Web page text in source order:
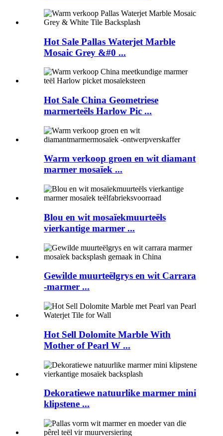
Hot Sale Pallas Waterjet Marble
Mosaic Grey &#0 ...
Hot Sale China Geometriese
marmerteëls Harlow Pic ...
Warm verkoop groen en wit diamant
marmer mosaïek ...
Blou en wit mosaïekmuurteëls
vierkantige marmer ...
Gewilde muurteëlgrys en wit Carrara
-marmer ...
Hot Sell Dolomite Marble With
Mother of Pearl W ...
Dekoratiewe natuurlike marmer mini
klipstene ...